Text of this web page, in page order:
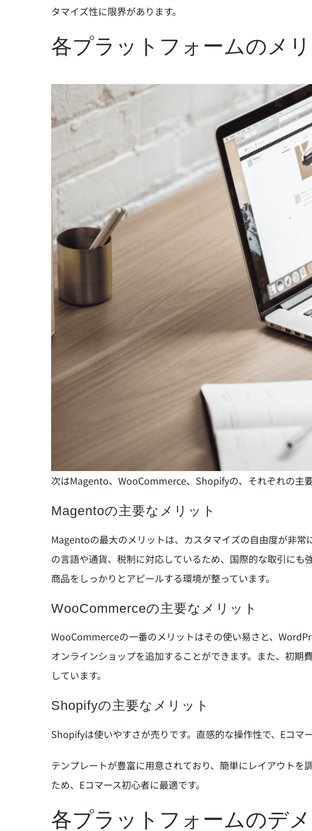
タマイズ性に限界があります。
各プラットフォームのメリ
次はMagento、WooCommerce、Shopifyの、それぞれの主
Magentoの主要なメリット
Magentoの最大のメリットは、カスタマイズの自由度が非
の言語や通貨、税制に対応しているため、国際的な取引にも
商品をしっかりとアピールする環境が整っています。
WooCommerceの主要なメリット
WooCommerceの一番のメリットはその使い易さと、
オンラインショップを追加することができます。また、初
しています。
Shopifyの主要なメリット
Shopifyは使いやすさが売りです。直感的な操作性で、Eコマ
テンプレートが豊富に用意されており、簡単にレイアウト
ため、Eコマース初心者に最適です。
各プラットフォームのデ